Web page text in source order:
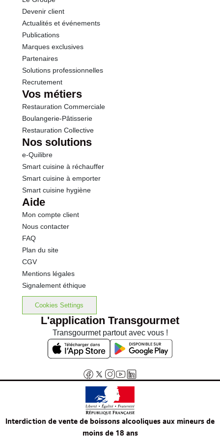
Fibres
Protéines
Sel
Sodium
Calcium
Devenir client
Actualités et événements
Publications
Marques exclusives
Partenaires
Solutions professionnelles
Recrutement
Vos métiers
Restauration Commerciale
Boulangerie-Pâtisserie
Restauration Collective
Nos solutions
e-Quilibre
Smart cuisine à réchauffer
Smart cuisine à emporter
Smart cuisine hygiène
Aide
Mon compte client
Nous contacter
FAQ
Plan du site
CGV
Mentions légales
Signalement éthique
Cookies Settings
L'application Transgourmet
Transgourmet partout avec vous !
Interdiction de vente de boissons alcooliques aux mineurs de
moins de 18 ans